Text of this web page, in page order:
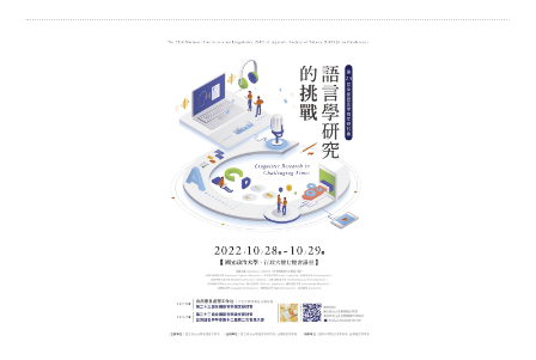
用。然而這種複雜的心理思想和文本表現的具體化連結容
易使我們誤以為此二者彼此相同或以為二者中有一方優於
另一方。因此，此處我們想要提問意象或成像作為形式、
實踐和本體論的 狀態是什麼？ Bruno Latour在1991年提
醒，千萬不要認為文本是最重要的不要把「 語言變成律法
能夠管束自我與其自成一世界的律法 」，以至於「意符第
一 」最為重要。Dennis Tenen (2017)也主張「計算機文
化」導致「 符號的根本重塑」。文本不是只是在我們看得
見的螢幕上「文字是在網路中 」，它在我們身邊那些看不
見卻又觸摸得到的建築裡 。文字就「 散播在伺服器 、路
由器和資料中心裡〔...〕也就是資本和控制力量介入來監